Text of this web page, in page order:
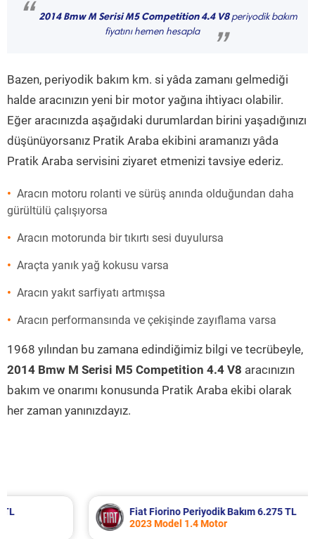
“ 2014 Bmw M Serisi M5 Competition 4.4 V8periyodik bakım
fiyatını hemen hesapla
”
Bazen, periyodik bakım km. si yâda zamanı gelmediği
halde aracınızın yeni bir motor yağına ihtiyacı olabilir.
Eğer aracınızda aşağıdaki durumlardan birini yaşadığınızı
düşünüyorsanız Pratik Araba ekibini aramanızı yâda
Pratik Araba servisini ziyaret etmenizi tavsiye ederiz.
Aracın motoru rolanti ve sürüş anında olduğundan daha
gürültülü çalışıyorsa
Aracın motorunda bir tıkırtı sesi duyulursa
Araçta yanık yağ kokusu varsa
Aracın yakıt sarfiyatı artmışsa
Aracın performansında ve çekişinde zayıflama varsa
1968 yılından bu zamana edindiğimiz bilgi ve tecrübeyle,
2014 Bmw M Serisi M5 Competition 4.4 V8 aracınızın
bakım ve onarımı konusunda Pratik Araba ekibi olarak
her zaman yanınızdayız.
Fiat Fiorino Periyodik Bakım 6.275 TL
2023 Model 1.4 Motor